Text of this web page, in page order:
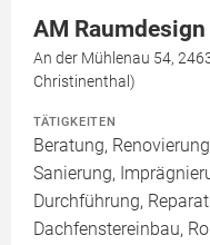
AM Raumdesign
An der Mühlenau 54,
Christinenthal)
TÄTIGKEITEN
Beratung,
Sanierung,
Durchführung,
Dachfenstereinbau,